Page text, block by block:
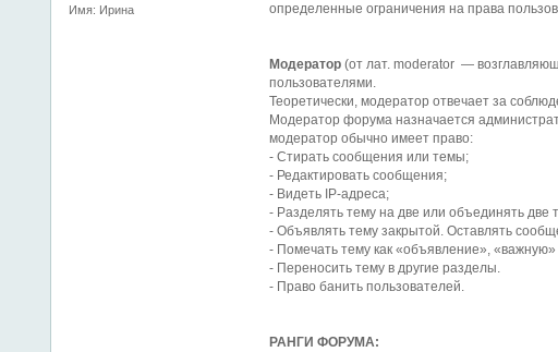
Имя: Ирина
определенные ограничения на права
Модератор (от лат. moderator —
пользователями.
Теоретически, модератор отвечает за
Модератор форума назначается
модератор обычно имеет право:
- Стирать сообщения или темы;
- Редактировать сообщения;
- Видеть IP-адреса;
- Разделять тему на две или объединять две
- Объявлять тему закрытой. Оставлять
- Помечать тему как «объявление»,
- Переносить тему в другие разделы.
- Право банить пользователей.
РАНГИ ФОРУМА: